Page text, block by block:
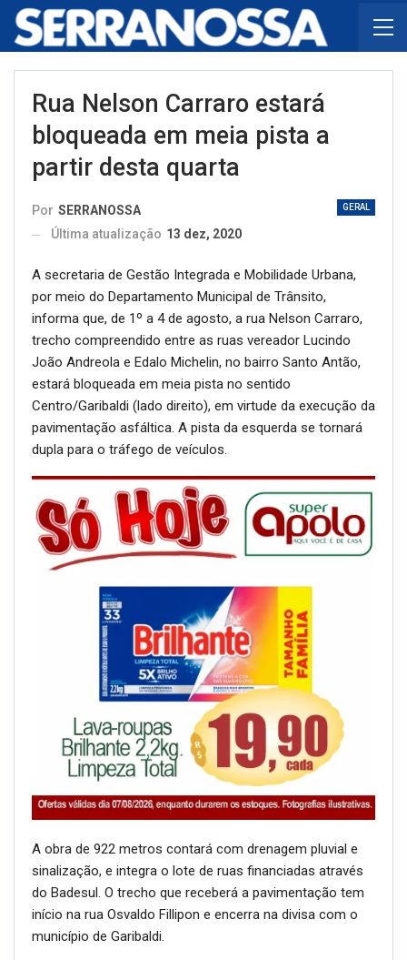
Rua Nelson Carraro estará
bloqueada em meia pista a
partir desta quarta
GERAL
Por SERRANOSSA
Última atualização 13 dez, 2020
A secretaria de Gestão Integrada e Mobilidade Urbana,
por meio do Departamento Municipal de Trânsito,
informa que, de 1º a 4 de agosto, a rua Nelson Carraro,
trecho compreendido entre as ruas vereador Lucindo
João Andreola e Edalo Michelin, no bairro Santo Antão,
estará bloqueada em meia pista no sentido
Centro/Garibaldi (lado direito), em virtude da execução da
pavimentação asfáltica. A pista da esquerda se tornará
dupla para o tráfego de veículos.
A obra de 922 metros contará com drenagem pluvial e
sinalização, e integra o lote de ruas financiadas através
do Badesul. O trecho que receberá a pavimentação tem
início na rua Osvaldo Fillipon e encerra na divisa com o
município de Garibaldi.